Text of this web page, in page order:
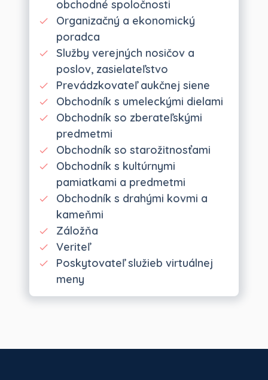
obchodné spoločnosti
Organizačný a ekonomický
poradca
Služby verejných nosičov a
poslov, zasielateľstvo
Prevádzkovateľ aukčnej siene
Obchodník s umeleckými dielami
Obchodník so zberateľskými
predmetmi
Obchodník so starožitnosťami
Obchodník s kultúrnymi
pamiatkami a predmetmi
Obchodník s drahými kovmi a
kameňmi
Záložňa
Veriteľ
Poskytovateľ služieb virtuálnej
meny